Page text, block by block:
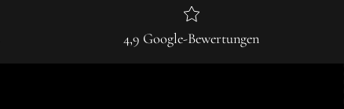
4,9 Google-Bewertungen